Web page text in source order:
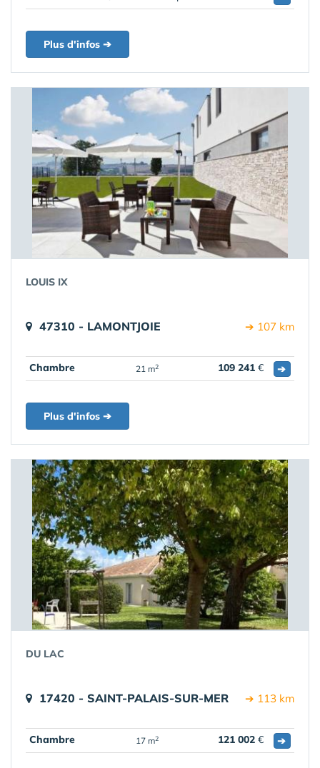
Plus d'infos ➔
LOUIS IX
47310 - LAMONTJOIE ➔ 107 km
Chambre 21 m2 109 241 € ➔
Plus d'infos ➔
DU LAC
17420 - SAINT-PALAIS-SUR-MER ➔ 113 km
Chambre 17 m2 121 002 € ➔